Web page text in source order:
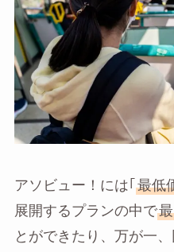
アソビュー！には｢ 最低
展開するプランの中で
とができたり、万が一